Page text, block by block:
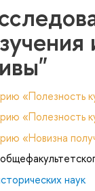
«Полезность
«Полезность
«Новизна
наук